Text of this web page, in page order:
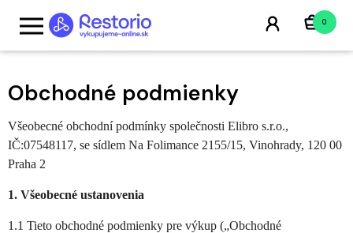
0
Obchodné podmienky
Všeobecné obchodní podmínky společnosti Elibro s.r.o.,
IČ:07548117, se sídlem Na Folimance 2155/15, Vinohrady, 120 00
Praha 2
1. Všeobecné ustanovenia
1.1 Tieto obchodné podmienky pre výkup („Obchodné